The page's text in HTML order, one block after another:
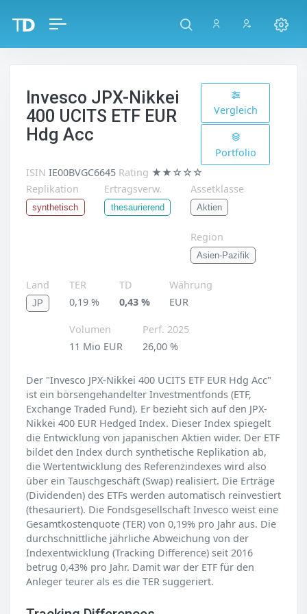
Invesco JPX-Nikkei
400 UCITS ETF EUR
Hdg Acc
Vergleich
Portfolio
ISIN IE00BVGC6645 Rating ★★☆☆☆
Replikation
synthetisch
Ertragsverw.
thesaurierend
Assetklasse
Aktien
Region
Asien-Pazifik
Land
JP
TER
0,19 %
TD
0,43 %
Währung
EUR
Volumen
11 Mio EUR
Perf. 2025
26,00 %
Der "Invesco JPX-Nikkei 400 UCITS ETF EUR Hdg Acc"
ist ein börsengehandelter Investmentfonds (ETF,
Exchange Traded Fund). Er bezieht sich auf den JPX-
Nikkei 400 EUR Hedged Index. Dieser Index spiegelt
die Entwicklung von japanischen Aktien wider. Der ETF
bildet den Index durch synthetische Replikation ab,
die Wertentwicklung des Referenzindexes wird also
über ein Tauschgeschäft (Swap) realisiert. Die Erträge
(Dividenden) des ETFs werden automatisch reinvestiert
(thesauriert). Die Fondsgesellschaft Invesco weist eine
Gesamtkostenquote (TER) von 0,19% pro Jahr aus. Die
durchschnittliche jährliche Abweichung von der
Indexentwicklung (Tracking Difference) seit 2016
betrug 0,43% pro Jahr. Damit war der ETF für den
Anleger teurer als es die TER suggeriert.